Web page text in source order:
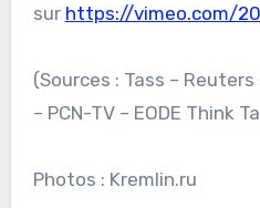
sur https://vimeo.com/
(Sources : Tass – Reuters
– PCN-TV – EODE Think
Photos : Kremlin.ru